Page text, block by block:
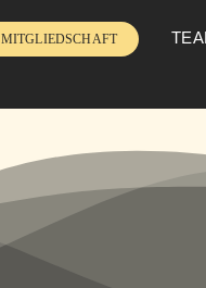
MITGLIEDSCHAFT